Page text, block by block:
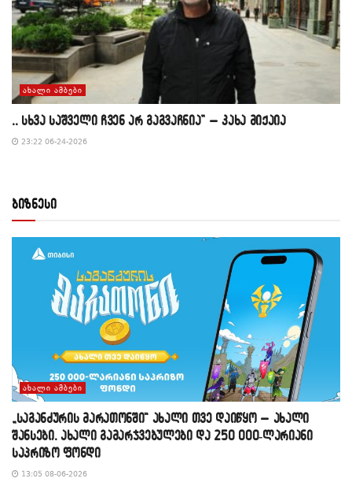
ᲐᲮᲐᲚᲘ ᲐᲛᲑᲔᲑᲘ
,, სხვა საშველი ჩვენ არ გაგვაჩნია” – კახა მიქაია
23:22 06-24-2026
ბიზნესი
ᲐᲮᲐᲚᲘ ᲐᲛᲑᲔᲑᲘ
„საგანძურის მარათონში“ ახალი თვე დაიწყო – ახალი
შანსები, ახალი გამარჯვებულები და 250 000-ლარიანი
საპრიზო ფონდი
13:05 08-06-2026